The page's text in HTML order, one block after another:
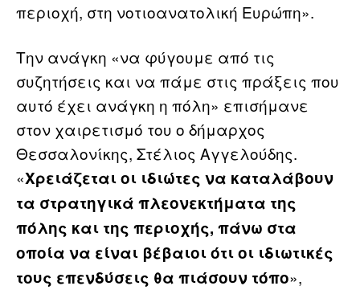
περιοχή, στη νοτιοανατολική Ευρώπη».
Την ανάγκη «να φύγουμε από τις
συζητήσεις και να πάμε στις πράξεις που
αυτό έχει ανάγκη η πόλη» επισήμανε
στον χαιρετισμό του ο δήμαρχος
Θεσσαλονίκης, Στέλιος Αγγελούδης.
«Χρειάζεται οι ιδιώτες να καταλάβουν
τα στρατηγικά πλεονεκτήματα της
πόλης και της περιοχής, πάνω στα
οποία να είναι βέβαιοι ότι οι ιδιωτικές
τους επενδύσεις θα πιάσουν τόπο»,